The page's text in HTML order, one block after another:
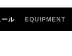
ール EQUIPMENT